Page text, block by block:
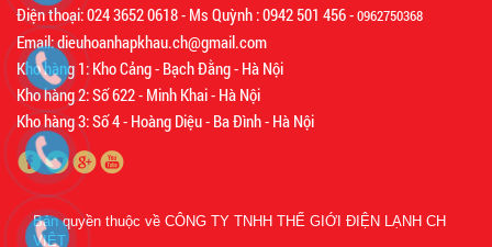
Điện thoại: 024 3652 0618 - Ms Quỳnh : 0942 501 456 -0962750368
Email: dieuhoanhapkhau.ch@gmail.com
Kho hàng 1: Kho Cảng - Bạch Đằng - Hà Nội
Kho hàng 2: Số 622 - Minh Khai - Hà Nội
Kho hàng 3: Số 4 - Hoàng Diệu - Ba Đình - Hà Nội
Bản quyền thuộc về CÔNG TY TNHH THẾ GIỚI ĐIỆN LẠNH CH
VIỆT